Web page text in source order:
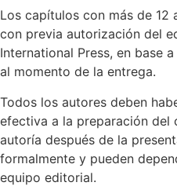
Los capítulos con más de 12
con previa autorización del
International Press, en base
al momento de la entrega.
Todos los autores deben
efectiva a la preparación del
autoría después de la
formalmente y pueden
equipo editorial.